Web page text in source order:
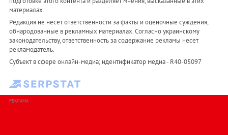
материалах.
Редакция не несет ответственности за факты и оценочные суждения,
обнародованные в рекламных материалах. Согласно украинскому
законодательству, ответственность за содержание рекламы несет
рекламодатель.
Субъект в сфере онлайн-медиа; идентификатор медиа - R40-05097
РЕКЛАМА